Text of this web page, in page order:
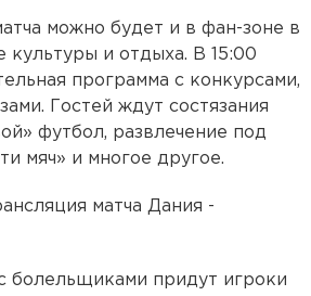
можно будет и в фан-зоне в
культуры и отдыха. В 15:00
программа с конкурсами,
Гостей ждут состязания
футбол, развлечение под
мяч» и многое другое.
матча Дания -
болельщиками придут игроки